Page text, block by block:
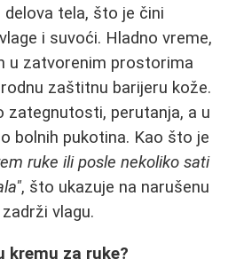
delova tela, što je čini
i suvoći. Hladno vreme,
u zatvorenim prostorima
zaštitnu barijeru kože.
zategnutosti, perutanja, a u
bolnih pukotina. Kao što je
ruke ili posle nekoliko sati
, što ukazuje na narušenu
vlagu.
kremu za ruke?